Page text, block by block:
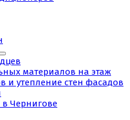
материалов на этаж
и утепление стен фасадов
Чернигове